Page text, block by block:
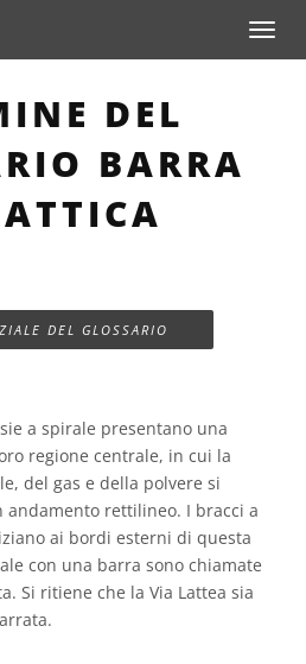
Toggle
DEL
BARRA
DEL GLOSSARIO
a spirale presentano una
regione centrale, in cui la
del gas e della polvere si
andamento rettilineo. I bracci a
ai bordi esterni di questa
con una barra sono chiamate
Si ritiene che la Via Lattea sia